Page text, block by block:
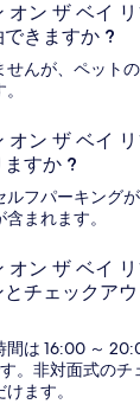
オン ザ ベイ
きますか ?
せんが、ペット
オン ザ ベイ
すか ?
ルフパーキング
まれます。
オン ザ ベイ
チェックア
間は 16:00 ～
。非対面式のチ
ます。